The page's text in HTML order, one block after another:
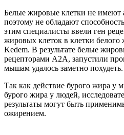
Белые жировые клетки не имеют
поэтому не обладают
этим специалисты ввели ген
жировых клеток в клетки
Kedem. В результате белые
рецепторами A2A, запустили
мышам удалось заметно похудеть.
Так как действие бурого жира у
бурого жира у людей,
результаты могут быть
ожирением.